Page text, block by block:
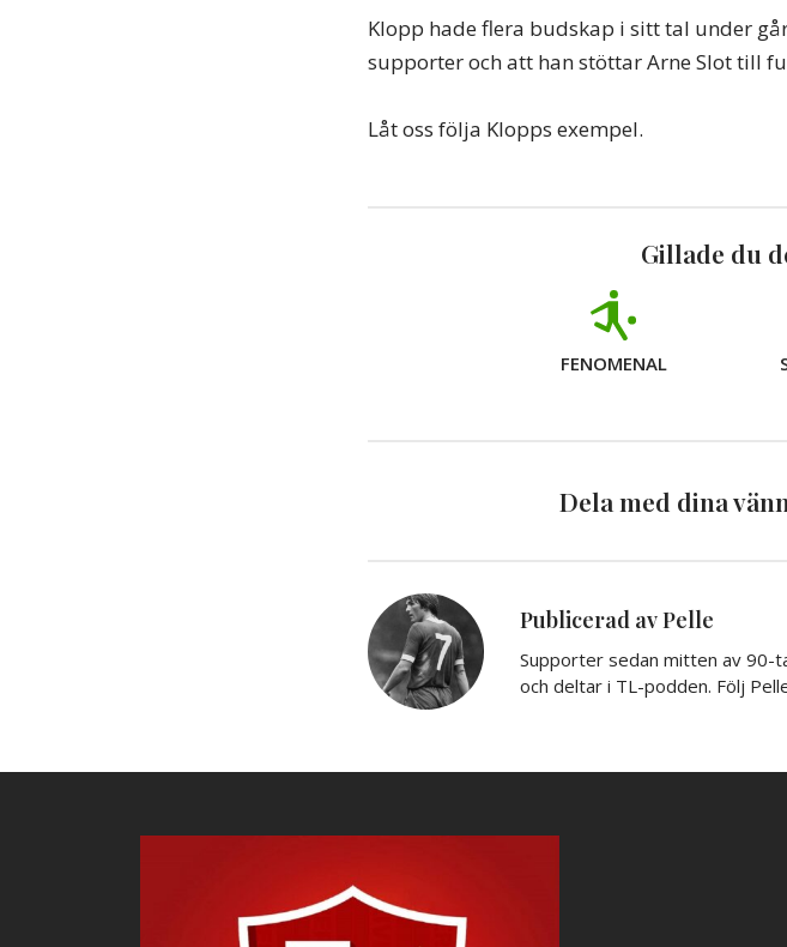
Klopp hade flera budskap i sitt tal under
supporter och att han stöttar Arne Slot till
Låt oss följa Klopps exempel.
Gillade du
FENOMENAL
Dela med dina
Publicerad av Pelle
Supporter sedan mitten av 90-
och deltar i TL-podden. Följ